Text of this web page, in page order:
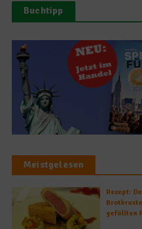
Buchtipp
Meistgelesen
Rezept:
gefüllten